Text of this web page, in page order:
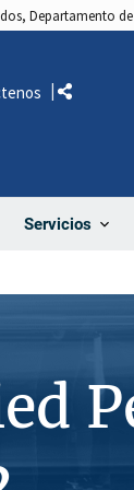
Departamento
Servicios
Comparte